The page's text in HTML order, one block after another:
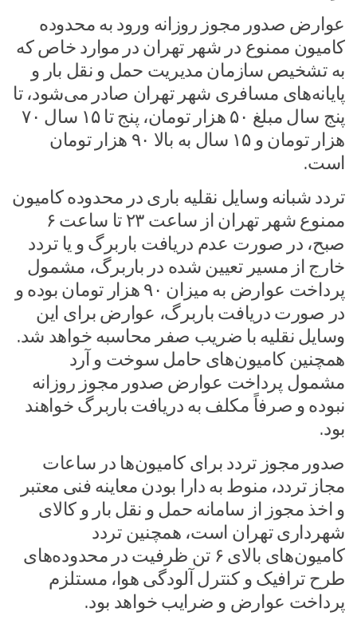
عوارض صدور مجوز روزانه ورود به محدوده
کامیون ممنوع در شهر تهران در موارد خاص که
به تشخیص سازمان مدیریت حمل و نقل بار و
پایانه‌های مسافری شهر تهران صادر می‌شود، تا
پنج سال مبلغ ۵۰ هزار تومان، پنج تا ۱۵ سال ۷۰
هزار تومان و ۱۵ سال به بالا ۹۰ هزار تومان
است.
تردد شبانه وسایل نقلیه باری در محدوده کامیون
ممنوع شهر تهران از ساعت ۲۳ تا ساعت ۶
صبح، در صورت عدم دریافت باربرگ و یا تردد
خارج از مسیر تعیین شده در باربرگ، مشمول
پرداخت عوارض به میزان ۹۰ هزار تومان بوده و
در صورت دریافت باربرگ، عوارض برای این
وسایل نقلیه با ضریب صفر محاسبه خواهد شد.
همچنین کامیون‌های حامل سوخت و آرد
مشمول پرداخت عوارض صدور مجوز روزانه
نبوده و صرفاً مکلف به دریافت باربرگ خواهند
بود.
صدور مجوز تردد برای کامیون‌ها در ساعات
مجاز تردد، منوط به دارا بودن معاینه فنی معتبر
و اخذ مجوز از سامانه حمل و نقل بار و کالای
شهرداری تهران است، همچنین تردد
کامیون‌های بالای ۶ تن ظرفیت در محدوده‌های
طرح ترافیک و کنترل آلودگی هوا، مستلزم
پرداخت عوارض و ضرایب خواهد بود.